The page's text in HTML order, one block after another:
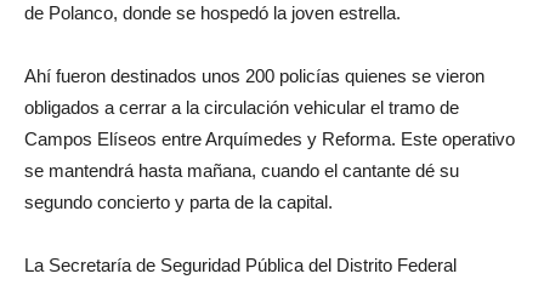
de Polanco, donde se hospedó la joven estrella.
Ahí fueron destinados unos 200 policías quienes se vieron
obligados a cerrar a la circulación vehicular el tramo de
Campos Elíseos entre Arquímedes y Reforma. Este operativo
se mantendrá hasta mañana, cuando el cantante dé su
segundo concierto y parta de la capital.
La Secretaría de Seguridad Pública del Distrito Federal